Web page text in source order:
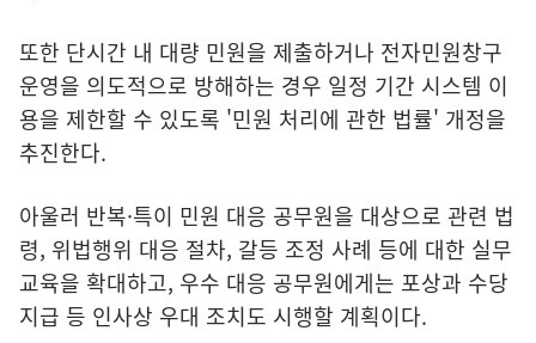
또한 단시간 내 대량 민원을 제출하거나 전자민원창구
운영을 의도적으로 방해하는 경우 일정 기간 시스템 이
용을 제한할 수 있도록 '민원 처리에 관한 법률' 개정을
추진한다.
아울러 반복·특이 민원 대응 공무원을 대상으로 관련 법
령, 위법행위 대응 절차, 갈등 조정 사례 등에 대한 실무
교육을 확대하고, 우수 대응 공무원에게는 포상과 수당
지급 등 인사상 우대 조치도 시행할 계획이다.